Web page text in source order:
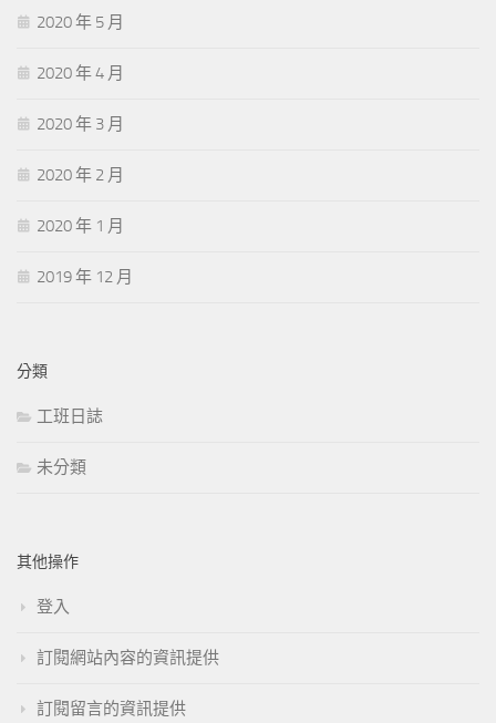
2020 年 5 月
2020 年 4 月
2020 年 3 月
2020 年 2 月
2020 年 1 月
2019 年 12 月
分類
工班日誌
未分類
其他操作
登入
訂閱網站內容的資訊提供
訂閱留言的資訊提供